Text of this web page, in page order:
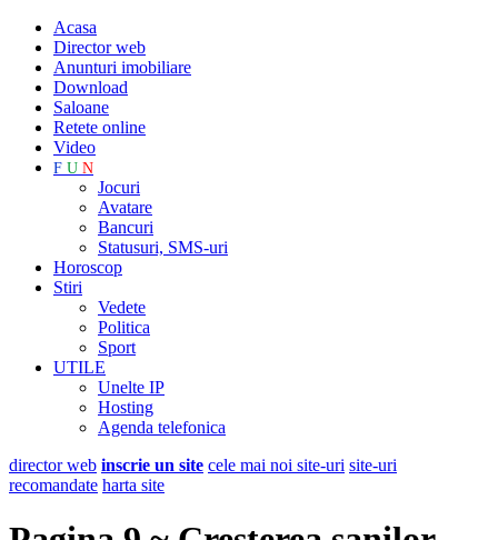
Acasa
Director web
Anunturi imobiliare
Download
Saloane
Retete online
Video
F U N
Jocuri
Avatare
Bancuri
Statusuri, SMS-uri
Horoscop
Stiri
Vedete
Politica
Sport
UTILE
Unelte IP
Hosting
Agenda telefonica
director web inscrie un site cele mai noi site-uri site-uri
recomandate harta site